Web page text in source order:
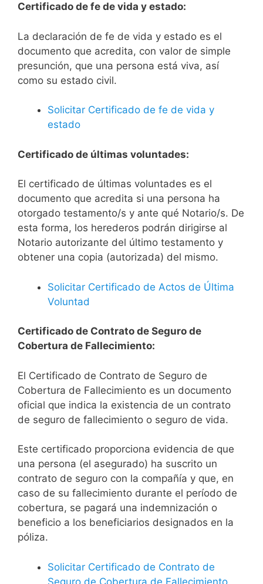
Certificado de fe de vida y estado:
La declaración de fe de vida y estado es el
documento que acredita, con valor de simple
presunción, que una persona está viva, así
como su estado civil.
Solicitar Certificado de fe de vida y
estado
Certificado de últimas voluntades:
El certificado de últimas voluntades es el
documento que acredita si una persona ha
otorgado testamento/s y ante qué Notario/s. De
esta forma, los herederos podrán dirigirse al
Notario autorizante del último testamento y
obtener una copia (autorizada) del mismo.
Solicitar Certificado de Actos de Última
Voluntad
Certificado de Contrato de Seguro de
Cobertura de Fallecimiento:
El Certificado de Contrato de Seguro de
Cobertura de Fallecimiento es un documento
oficial que indica la existencia de un contrato
de seguro de fallecimiento o seguro de vida.
Este certificado proporciona evidencia de que
una persona (el asegurado) ha suscrito un
contrato de seguro con la compañía y que, en
caso de su fallecimiento durante el período de
cobertura, se pagará una indemnización o
beneficio a los beneficiarios designados en la
póliza.
Solicitar Certificado de Contrato de
Seguro de Cobertura de Fallecimiento